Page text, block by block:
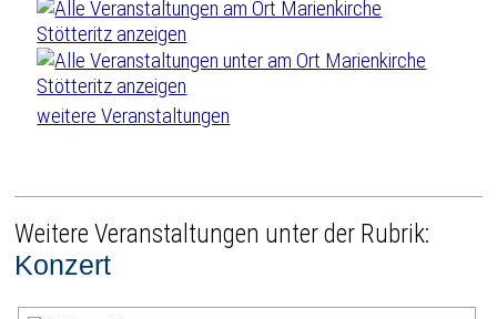
weitere Veranstaltungen
Weitere Veranstaltungen unter der Rubrik:
Konzert